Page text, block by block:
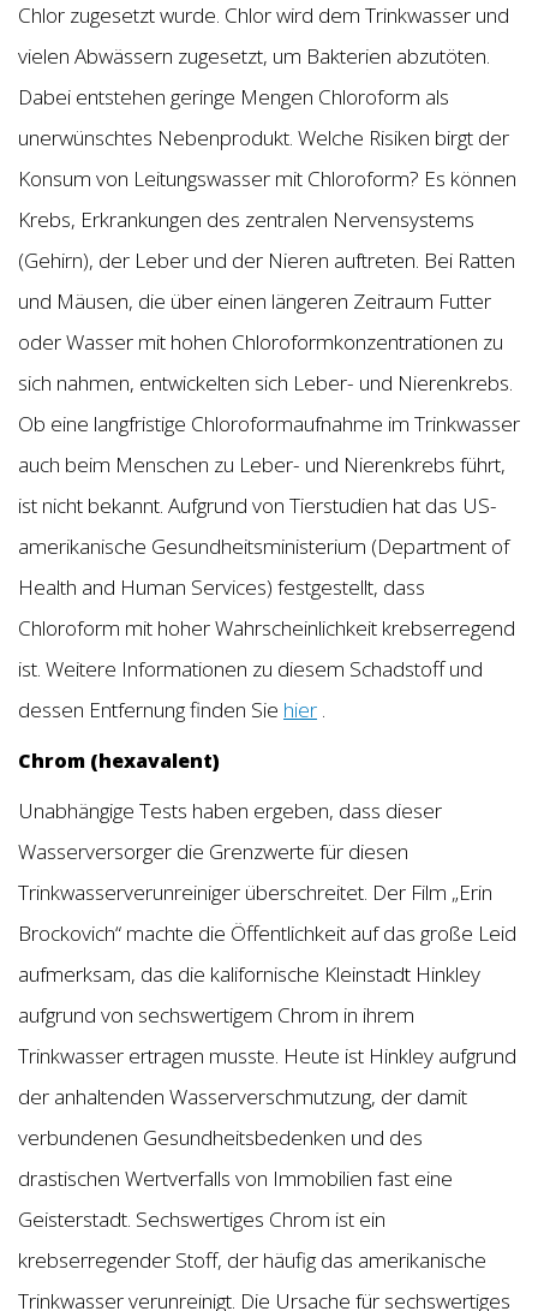
Chlor zugesetzt wurde. Chlor wird dem Trinkwasser und
vielen Abwässern zugesetzt, um Bakterien abzutöten.
Dabei entstehen geringe Mengen Chloroform als
unerwünschtes Nebenprodukt. Welche Risiken birgt der
Konsum von Leitungswasser mit Chloroform? Es können
Krebs, Erkrankungen des zentralen Nervensystems
(Gehirn), der Leber und der Nieren auftreten. Bei Ratten
und Mäusen, die über einen längeren Zeitraum Futter
oder Wasser mit hohen Chloroformkonzentrationen zu
sich nahmen, entwickelten sich Leber- und Nierenkrebs.
Ob eine langfristige Chloroformaufnahme im Trinkwasser
auch beim Menschen zu Leber- und Nierenkrebs führt,
ist nicht bekannt. Aufgrund von Tierstudien hat das US-
amerikanische Gesundheitsministerium (Department of
Health and Human Services) festgestellt, dass
Chloroform mit hoher Wahrscheinlichkeit krebserregend
ist. Weitere Informationen zu diesem Schadstoff und
dessen Entfernung finden Sie hier .
Chrom (hexavalent)
Unabhängige Tests haben ergeben, dass dieser
Wasserversorger die Grenzwerte für diesen
Trinkwasserverunreiniger überschreitet. Der Film „Erin
Brockovich“ machte die Öffentlichkeit auf das große Leid
aufmerksam, das die kalifornische Kleinstadt Hinkley
aufgrund von sechswertigem Chrom in ihrem
Trinkwasser ertragen musste. Heute ist Hinkley aufgrund
der anhaltenden Wasserverschmutzung, der damit
verbundenen Gesundheitsbedenken und des
drastischen Wertverfalls von Immobilien fast eine
Geisterstadt. Sechswertiges Chrom ist ein
krebserregender Stoff, der häufig das amerikanische
Trinkwasser verunreinigt. Die Ursache für sechswertiges